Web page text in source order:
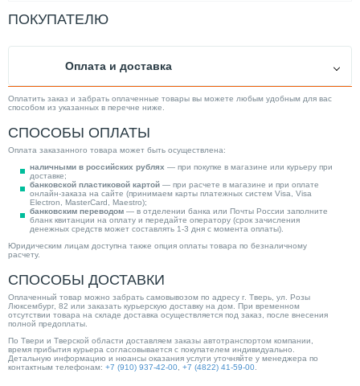
Ускоренный нагрев
Нет
Защита от накипи
Подводка коммуникаций
Нижняя
Вес товара, нетто (кг)
Электропитание изделия
Мощность (кВт)
Категория
Водонагреватели
ПОКУПАТЕЛЮ
Оплата и доставка
Оплатить заказ и забрать оплаченные товары вы можете любым удобным для вас
способом из указанных в перечне ниже.
СПОСОБЫ ОПЛАТЫ
Оплата заказанного товара может быть осуществлена:
наличными в российских рублях — при покупке в магазине или курьеру при
доставке;
банковской пластиковой картой — при расчете в магазине и при оплате
онлайн-заказа на сайте (принимаем карты платежных систем Visa, Visa
Electron, MasterCard, Maestro);
банковским переводом — в отделении банка или Почты России заполните
бланк квитанции на оплату и передайте оператору (срок зачисления
денежных средств может составлять 1-3 дня с момента оплаты).
Юридическим лицам доступна также опция оплаты товара по безналичному
расчету.
СПОСОБЫ ДОСТАВКИ
Оплаченный товар можно забрать самовывозом по адресу г. Тверь, ул. Розы
Люксембург, 82 или заказать курьерскую доставку на дом. При временном
отсутствии товара на складе доставка осуществляется под заказ, после внесения
полной предоплаты.
По Твери и Тверской области доставляем заказы автотранспортом компании,
время прибытия курьера согласовывается с покупателем индивидуально.
Детальную информацию и нюансы оказания услуги уточняйте у менеджера по
контактным телефонам: +7 (910) 937-42-00 +7 (4822) 41-59-00